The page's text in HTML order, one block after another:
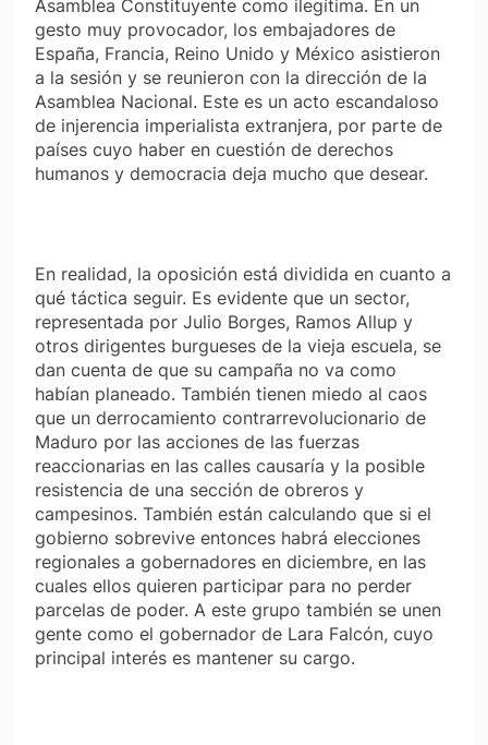
Asamblea Constituyente como ilegítima. En un
gesto muy provocador, los embajadores de
España, Francia, Reino Unido y México asistieron
a la sesión y se reunieron con la dirección de la
Asamblea Nacional. Este es un acto escandaloso
de injerencia imperialista extranjera, por parte de
países cuyo haber en cuestión de derechos
humanos y democracia deja mucho que desear.
En realidad, la oposición está dividida en cuanto a
qué táctica seguir. Es evidente que un sector,
representada por Julio Borges, Ramos Allup y
otros dirigentes burgueses de la vieja escuela, se
dan cuenta de que su campaña no va como
habían planeado. También tienen miedo al caos
que un derrocamiento contrarrevolucionario de
Maduro por las acciones de las fuerzas
reaccionarias en las calles causaría y la posible
resistencia de una sección de obreros y
campesinos. También están calculando que si el
gobierno sobrevive entonces habrá elecciones
regionales a gobernadores en diciembre, en las
cuales ellos quieren participar para no perder
parcelas de poder. A este grupo también se unen
gente como el gobernador de Lara Falcón, cuyo
principal interés es mantener su cargo.